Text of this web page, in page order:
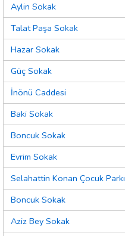
Aylin Sokak
Talat Paşa Sokak
Hazar Sokak
Güç Sokak
İnönü Caddesi
Baki Sokak
Boncuk Sokak
Evrim Sokak
Selahattin Konan Çocuk Parkı
Boncuk Sokak
Aziz Bey Sokak